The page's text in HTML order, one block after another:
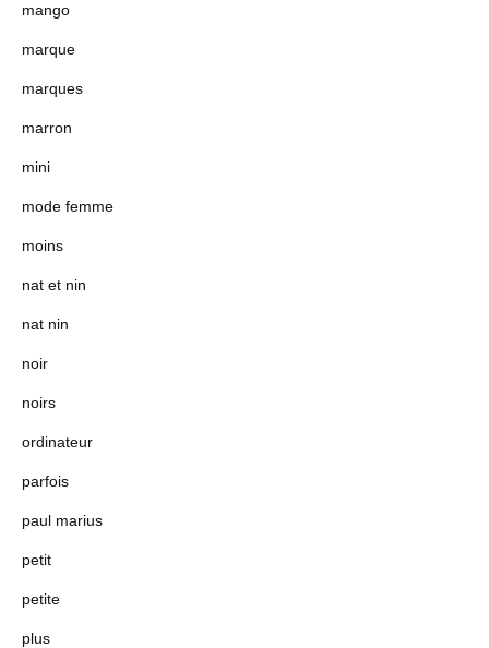
mango
marque
marques
marron
mini
mode femme
moins
nat et nin
nat nin
noir
noirs
ordinateur
parfois
paul marius
petit
petite
plus